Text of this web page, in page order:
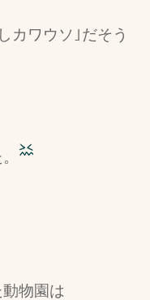
カワウソ｣だそう
物園は